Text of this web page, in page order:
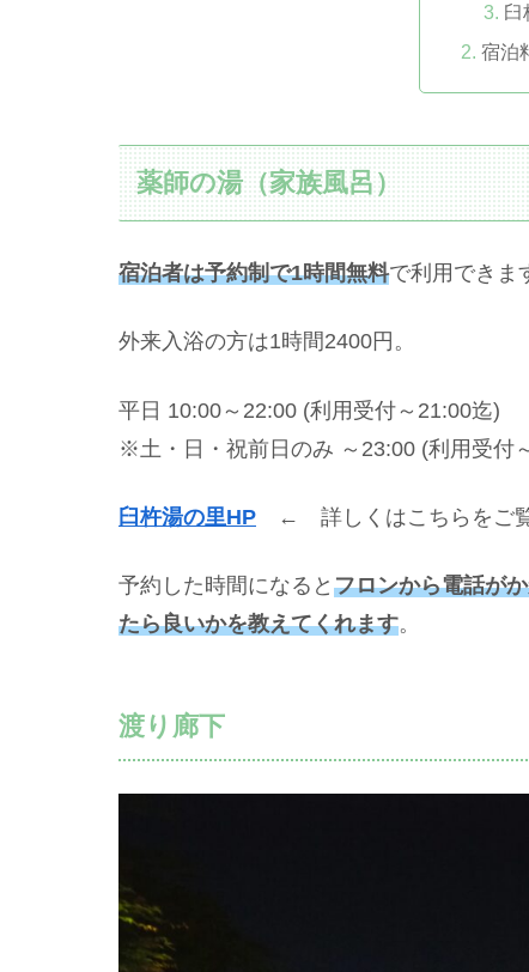
臼
宿泊
薬師の湯（家族風呂）
宿泊者は予約制で1時間無料で利用できま
外来入浴の方は1時間2400円。
平日 10:00～22:00 (利用受付～21:00迄)
※土・日・祝前日のみ ～23:00 (利用受付
臼杵湯の里HP ← 詳しくはこちらをご
予約した時間になると フロンから電話が
たら良いかを教えてくれます。
渡り廊下